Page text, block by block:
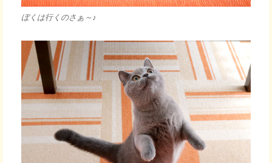
ぼくは行くのさぁ～♪